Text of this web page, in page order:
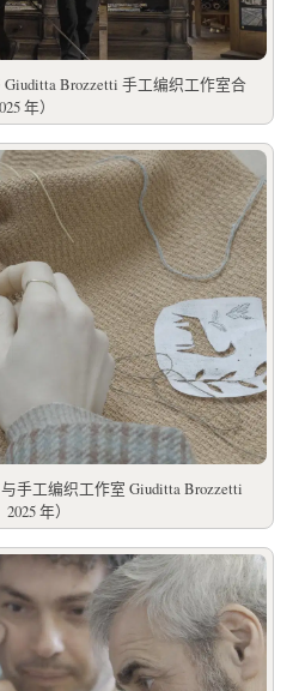
Brozzetti 手工编织工作室合
年）
手工编织工作室 Giuditta Brozzetti
年）